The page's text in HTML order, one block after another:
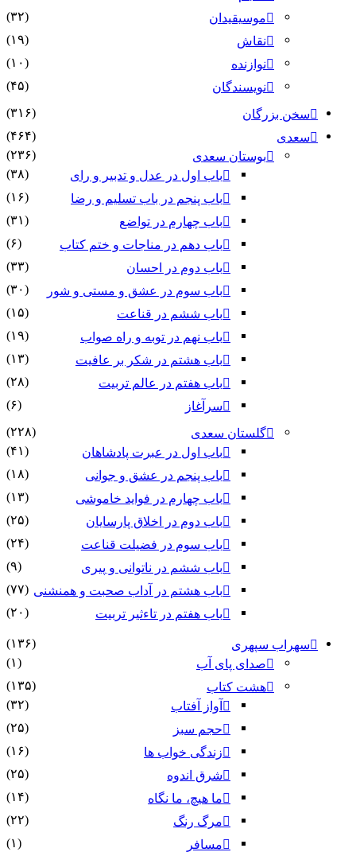
موسیقیدان
(۳۲)
نقاش
(۱۹)
نوازنده
(۱۰)
نویسندگان
(۴۵)
سخن بزرگان
(۳۱۶)
سعدی
(۴۶۴)
بوستان سعدی
(۲۳۶)
باب اول در عدل و تدبیر و رای
(۳۸)
باب پنجم در باب تسلیم و رضا
(۱۶)
باب چهارم در تواضع
(۳۱)
باب دهم در مناجات و ختم کتاب
(۶)
باب دوم در احسان
(۳۳)
باب سوم در عشق و مستی و شور
(۳۰)
باب ششم در قناعت
(۱۵)
باب نهم در توبه و راه صواب
(۱۹)
باب هشتم در شکر بر عافیت
(۱۳)
باب هفتم در عالم تربیت
(۲۸)
سرآغاز
(۶)
گلستان سعدی
(۲۲۸)
باب اول در عبرت پادشاهان
(۴۱)
باب پنجم در عشق و جوانى
(۱۸)
باب چهارم در فواید خاموشى
(۱۳)
باب دوم در اخلاق پارسایان
(۲۵)
باب سوم در فضیلت قناعت
(۲۴)
باب ششم در ناتوانى و پیرى
(۹)
باب هشتم در آداب صحبت و همنشنى (۷۷)
باب هفتم در تاءثیر تربیت
(۲۰)
سهراب سپهری
(۱۳۶)
صدای پای آب
(۱)
هشت کتاب
(۱۳۵)
آواز آفتاب
(۳۲)
حجم سبز
(۲۵)
زندگی خواب ها
(۱۶)
شرق اندوه
(۲۵)
ما هیچ، ما نگاه
(۱۴)
مرگ رنگ
(۲۲)
مسافر
(۱)